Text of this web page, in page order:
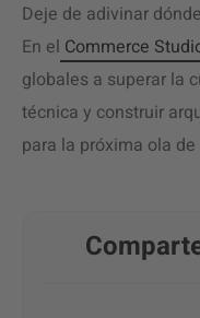
Deje de adivinar
En el Commerce
globales a superar la
técnica y construir
para la próxima ola